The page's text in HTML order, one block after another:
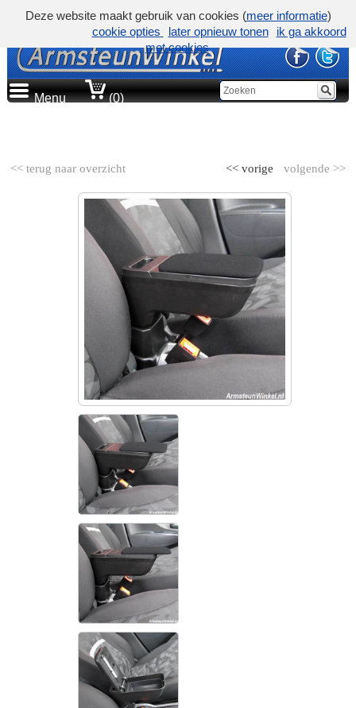
Menu (0)
<< terug naar overzicht volgende >>
<< vorige
Deze website maakt gebruik van cookies (meer informatie)
cookie opties
later opnieuw tonen
ik ga akkoord
met cookies